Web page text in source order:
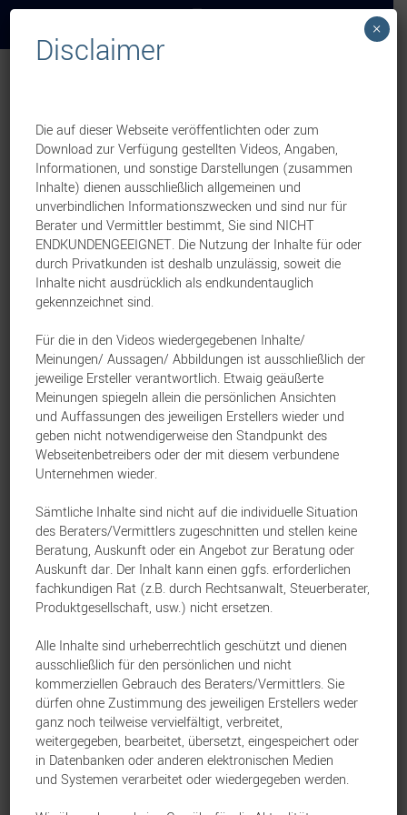
Bestandsaktion läuft zum
31.12.2025 aus
17. Dezember 2025
Eine Vertriebsinformation von:
Nürnberger Lebensversicherung AG
Endspurt Bestandsaktion BU-
Inflationsausgleich: Nutzen Sie noch bis
31.12.2025 die Chance, die in ihrem
Potenzial enthaltenen BU-Verträge ohne
Gesundheitsfragen und ohne Wartezeit zu
erhöhen. Die Nürnberger garantiert:
Alle Anträge, die bis einschließlich
31.12.2025 über die Aktionsbox
eingereicht werden, werden auch nach
dem 31.12.2025 noch verarbeitet.
Alle bis zur Policierungsgrarantie 2025
(15.12.2025) eingegangenen
Erhöhungserklärungen werden noch im
Jahr 2025 verarbeitet.
Eine Inanspruchnahme der Aktion nach
dem 31.12.2025 ist nicht mehr möglich.
Disclaimer
Die auf dieser Webseite veröffentlichten oder zum
Download zur Verfügung gestellten Videos, Angaben,
Informationen, und sonstige Darstellungen (zusammen
Inhalte) dienen ausschließlich allgemeinen und
unverbindlichen Informationszwecken und sind nur für
Berater und Vermittler bestimmt, Sie sind NICHT
ENDKUNDENGEEIGNET. Die Nutzung der Inhalte für oder
durch Privatkunden ist deshalb unzulässig, soweit die
Inhalte nicht ausdrücklich als endkundentauglich
gekennzeichnet sind.
Für die in den Videos wiedergegebenen Inhalte/
Meinungen/ Aussagen/ Abbildungen ist ausschließlich der
jeweilige Ersteller verantwortlich. Etwaig geäußerte
Meinungen spiegeln allein die persönlichen Ansichten
und Auffassungen des jeweiligen Erstellers wieder und
geben nicht notwendigerweise den Standpunkt des
Webseitenbetreibers oder der mit diesem verbundene
Unternehmen wieder.
Sämtliche Inhalte sind nicht auf die individuelle Situation
des Beraters/Vermittlers zugeschnitten und stellen keine
Beratung, Auskunft oder ein Angebot zur Beratung oder
Auskunft dar. Der Inhalt kann einen ggfs. erforderlichen
fachkundigen Rat (z.B. durch Rechtsanwalt, Steuerberater,
Produktgesellschaft, usw.) nicht ersetzen.
Alle Inhalte sind urheberrechtlich geschützt und dienen
ausschließlich für den persönlichen und nicht
kommerziellen Gebrauch des Beraters/Vermittlers. Sie
dürfen ohne Zustimmung des jeweiligen Erstellers weder
ganz noch teilweise vervielfältigt, verbreitet,
weitergegeben, bearbeitet, übersetzt, eingespeichert oder
in Datenbanken oder anderen elektronischen Medien
und Systemen verarbeitet oder wiedergegeben werden.
×